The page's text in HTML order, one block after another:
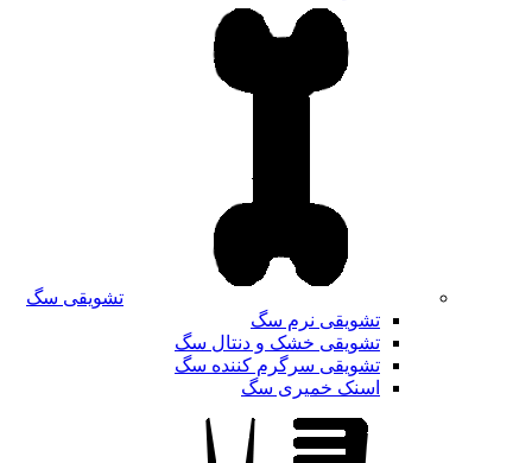
تشویقی سگ
تشویقی نرم سگ
تشویقی خشک و دنتال سگ
تشویقی سرگرم کننده سگ
اسنک خمیری سگ